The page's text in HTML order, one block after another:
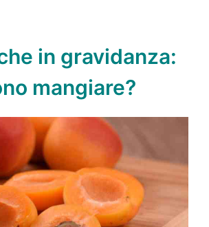
in gravidanza:
mangiare?